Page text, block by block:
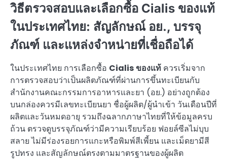
วิธีตรวจสอบและเลือกซื้อ Cialis ของแท้
ในประเทศไทย: สัญลักษณ์ อย., บรรจุ
ภัณฑ์ และแหล่งจำหน่ายที่เชื่อถือได้
ในประเทศไทย การเลือกซื้อ Cialis ของแท้ ควรเริ่มจาก
การตรวจสอบว่าเป็นผลิตภัณฑ์ที่ผ่านการขึ้นทะเบียนกับ
สำนักงานคณะกรรมการอาหารและยา (อย.) อย่างถูกต้อง
บนกล่องควรมีเลขทะเบียนยา ชื่อผู้ผลิต/ผู้นำเข้า วันเดือนปีที่
ผลิตและวันหมดอายุ รวมถึงฉลากภาษาไทยที่ให้ข้อมูลครบ
ถ้วน ตรวจดูบรรจุภัณฑ์ว่ามีความเรียบร้อย ฟอยล์ซีลไม่บุบ
สลาย ไม่มีร่องรอยการแกะหรือพิมพ์สีเพี้ยน และเม็ดยามีสี
รูปทรง และสัญลักษณ์ตรงตามมาตรฐานของผู้ผลิต